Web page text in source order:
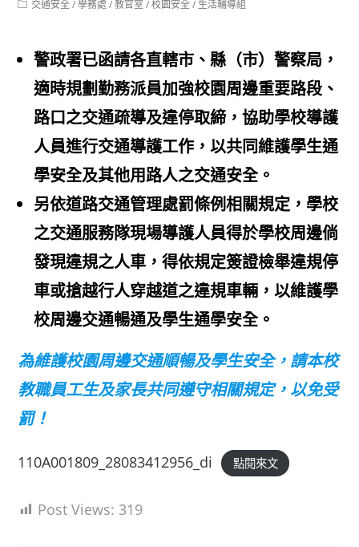
Post交通安全 / 學務處 / 教官室 / 校園安全 / 生活輔導組
警政署已函請各直轄市、縣（市）警察局，
適時規劃勤務派員加強校園周邊重要路段、
路口之交通疏導及違停取締，協助學校導護
人員進行交通導護工作，以共同維護學生通
學安全及其他用路人之交通安全。
另依道路交通管理處罰條例相關規定，學校
之交通服務隊現場導護人員得於學校周邊倘
發現違規之人車，得依規定簽證檢舉違規停
車或搶越行人穿越道之違規車輛，以維護學
校周邊交通暢通及學生通學安全。
為維護校園周邊交通順暢及學生安全，請本校
教職員工生及家長共同遵守相關規定，以免受
罰！
110A001809_28083412956_di 點閱來文
Post Views: 319